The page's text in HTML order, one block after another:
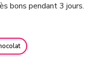
bons pendant 3 jours.